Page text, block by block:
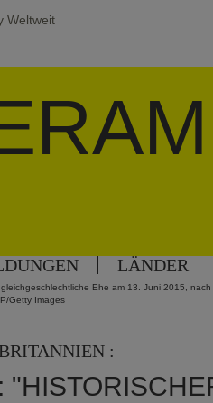
Weltweit
LÄNDER
Ehe am 13. Juni 2015,
Getty Images
: